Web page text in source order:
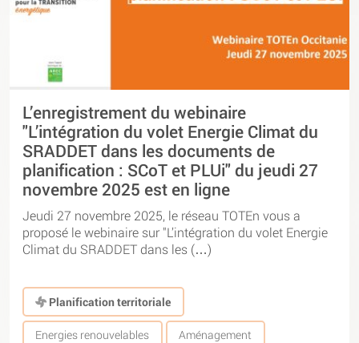
L’enregistrement du webinaire
"L’intégration du volet Energie Climat du
SRADDET dans les documents de
planification : SCoT et PLUi" du jeudi 27
novembre 2025 est en ligne
Jeudi 27 novembre 2025, le réseau TOTEn vous a
proposé le webinaire sur "L’intégration du volet Energie
Climat du SRADDET dans les (…)
Planification territoriale
Energies renouvelables Aménagement